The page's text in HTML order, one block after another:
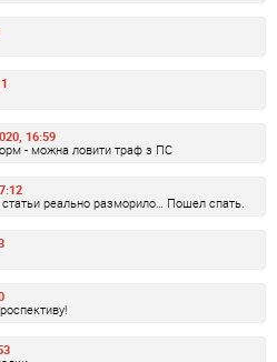
16:59
- можна ловити траф з ПС
реально разморило… Пошел спать.